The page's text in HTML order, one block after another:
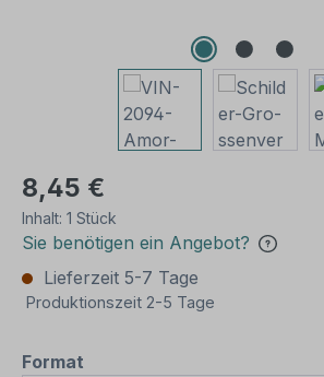
8,45 €
Inhalt: 1 Stück
Sie benötigen ein Angebot?
Lieferzeit 5-7 Tage
Produktionszeit 2-5 Tage
Format